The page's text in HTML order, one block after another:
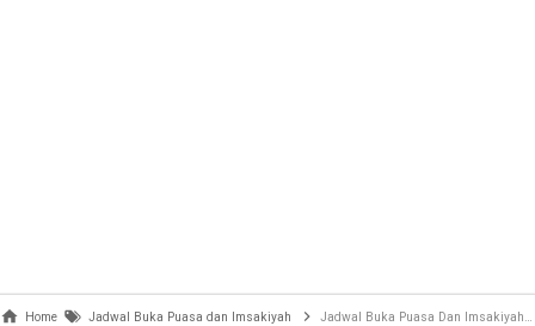
Home Jadwal Buka Puasa dan Imsakiyah Jadwal Buka Puasa Dan Imsakiyah Tulang Bawang Barat Hari Ini 2019/ 1440 H